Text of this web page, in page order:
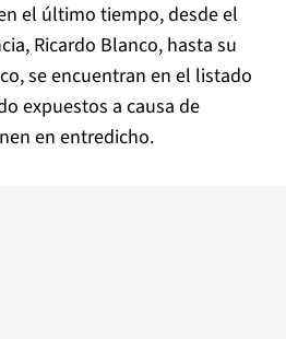
el último tiempo, desde el
Ricardo Blanco, hasta su
se encuentran en el listado
expuestos a causa de
en entredicho.